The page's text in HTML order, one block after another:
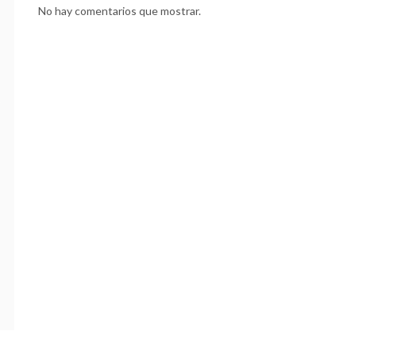
No hay comentarios que mostrar.